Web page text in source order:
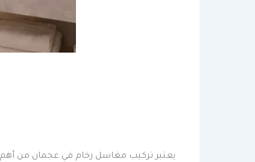
يعتبر تركيب مغاسل رخام في عجمان من أهم